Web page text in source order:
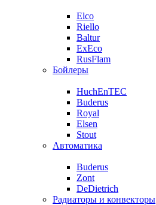
Elco
Riello
Baltur
ExEco
RusFlam
Бойлеры
HuchEnTEC
Buderus
Royal
Elsen
Stout
Автоматика
Buderus
Zont
DeDietrich
Радиаторы и конвекторы